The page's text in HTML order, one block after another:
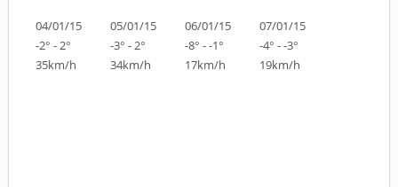
04/01/15
-2° - 2°
35km/h
05/01/15
-3° - 2°
34km/h
06/01/15
-8° - -1°
17km/h
07/01/15
-4° - -3°
19km/h